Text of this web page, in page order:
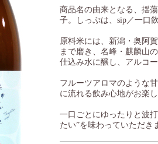
商品名の由来となる、揺
子。しっぷは、sip／一口
原料米には、新潟・奥阿
まで磨き、名峰・麒麟山
仕込み水に醸し、アルコ
フルーツアロマのような
に流れる飲み心地がお楽
一口ごとにゆったりと波
たい”を味わっていただき